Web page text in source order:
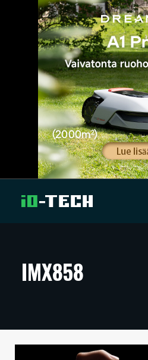
ARTIKKELIT
TECHBBS
IMX858